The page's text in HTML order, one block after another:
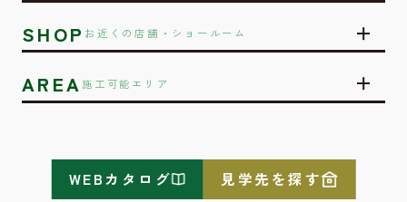
SHOP お近くの店舗・ショールーム
AREA施工可能エリア
WEBカタログ 見学先を探す